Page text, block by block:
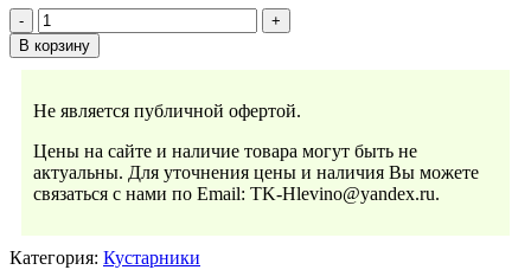
В корзину
Не является публичной офертой.
Цены на сайте и наличие товара могут быть не
актуальны. Для уточнения цены и наличия Вы можете
связаться с нами по Email: TK-Hlevino@yandex.ru.
Категория: Кустарники